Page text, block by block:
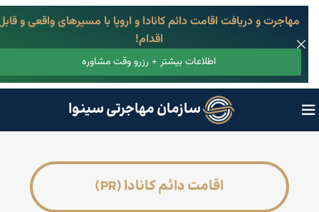
سازمان مهاجرتی سینوا
اقامت دائم کانادا (PR)
مهاجرت و دریافت اقامت دائم کانادا و اروپا با مسیرهای واقعی و
اقدام!
اطلاعات بیشتر + رزرو وقت مشاوره